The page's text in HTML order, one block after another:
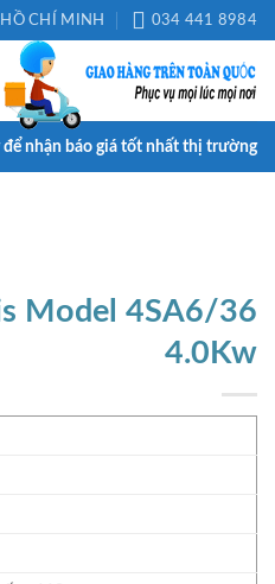
CHÍ MINH 034 441 8984
để nhận báo giá tốt nhất thị trường
Model 4SA6/36
4.0Kw